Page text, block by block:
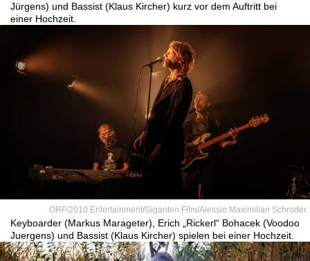
Jürgens) und Bassist (Klaus Kircher) kurz vor dem Auftritt bei
einer Hochzeit.
ORF/2010 Entertainment/Giganten Film/Alessio Maximilian Schroder
Keyboarder (Markus Marageter), Erich „Rickerl“ Bohacek (Voodoo
Juergens) und Bassist (Klaus Kircher) spielen bei einer Hochzeit.